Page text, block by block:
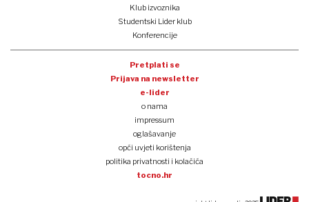
Klub izvoznika
Studentski Lider klub
Konferencije
Pretplati se
Prijava na newsletter
e-lider
o nama
impressum
oglašavanje
opći uvjeti korištenja
politika privatnosti i kolačića
tocno.hr